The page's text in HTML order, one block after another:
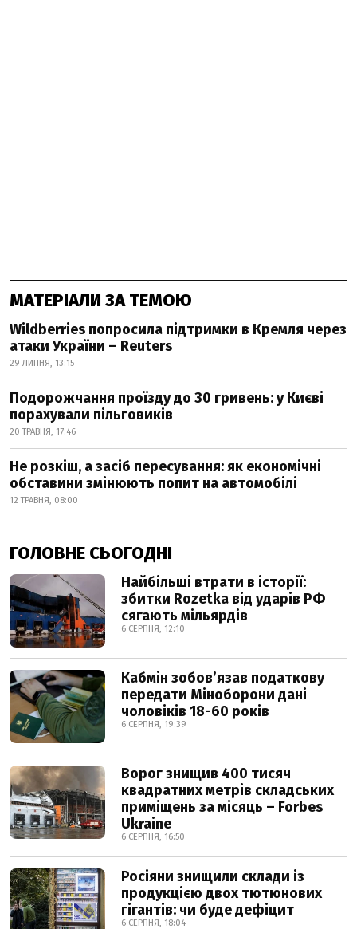
МАТЕРІАЛИ ЗА ТЕМОЮ
Wildberries попросила підтримки в Кремля через
атаки України – Reuters
29 ЛИПНЯ, 13:15
Подорожчання проїзду до 30 гривень: у Києві
порахували пільговиків
20 ТРАВНЯ, 17:46
Не розкіш, а засіб пересування: як економічні
обставини змінюють попит на автомобілі
12 ТРАВНЯ, 08:00
ГОЛОВНЕ СЬОГОДНІ
Найбільші втрати в історії:
збитки Rozetka від ударів РФ
сягають мільярдів
6 СЕРПНЯ, 12:10
Кабмін зобовʼязав податкову
передати Міноборони дані
чоловіків 18-60 років
6 СЕРПНЯ, 19:39
Ворог знищив 400 тисяч
квадратних метрів складських
приміщень за місяць – Forbes
Ukraine
6 СЕРПНЯ, 16:50
Росіяни знищили склади із
продукцією двох тютюнових
гігантів: чи буде дефіцит
6 СЕРПНЯ, 18:04